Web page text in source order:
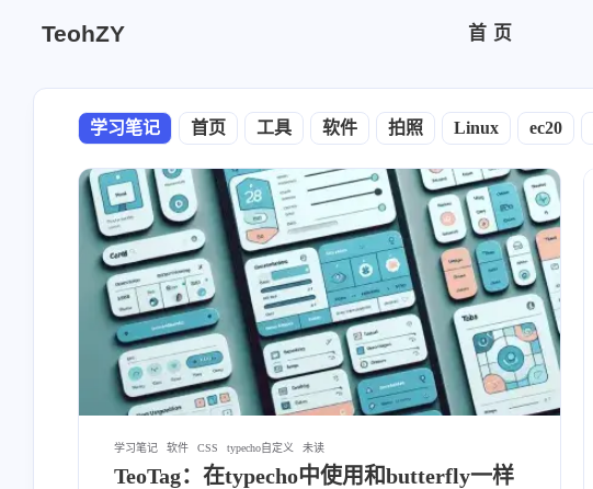
TeohZY 首页
首页 工具 软件 拍照 Linux ec20
学习笔记
学习笔记 软件 CSS typecho自定义 未读
TeoTag：在typecho中使用和butterfly一样